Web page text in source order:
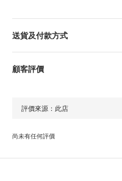
送貨及付款方式
顧客評價
尚未有任何評價